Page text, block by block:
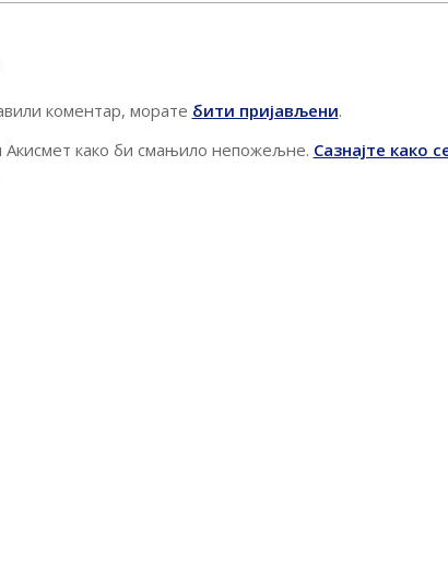
коментар, морате бити пријављени.
Акисмет како би смањило непожељне. Сазнајте како